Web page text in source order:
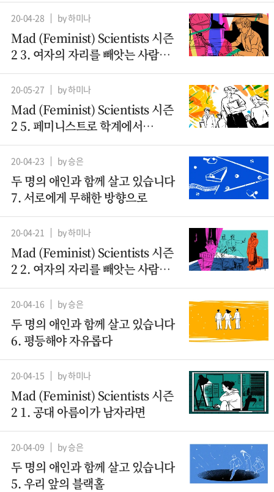
20-04-28 by 하미나
Mad (Feminist) Scientists 시즌
2 3. 여자의 자리를 빼앗는 사람들 -
컴퓨터과학(1)
20-05-27 by 하미나
Mad (Feminist) Scientists 시즌
2 5. 페미니스트로 학계에서
살아남기
20-04-23 by 승은
두 명의 애인과 함께 살고 있습니다
7. 서로에게 무해한 방향으로
20-04-21 by 하미나
Mad (Feminist) Scientists 시즌
2 2. 여자의 자리를 빼앗는 사람들 -
산파
20-04-16 by 승은
두 명의 애인과 함께 살고 있습니다
6. 평등해야 자유롭다
20-04-15 by 하미나
Mad (Feminist) Scientists 시즌
2 1. 공대 아름이가 남자라면
20-04-09 by 승은
두 명의 애인과 함께 살고 있습니다
5. 우리 앞의 블랙홀